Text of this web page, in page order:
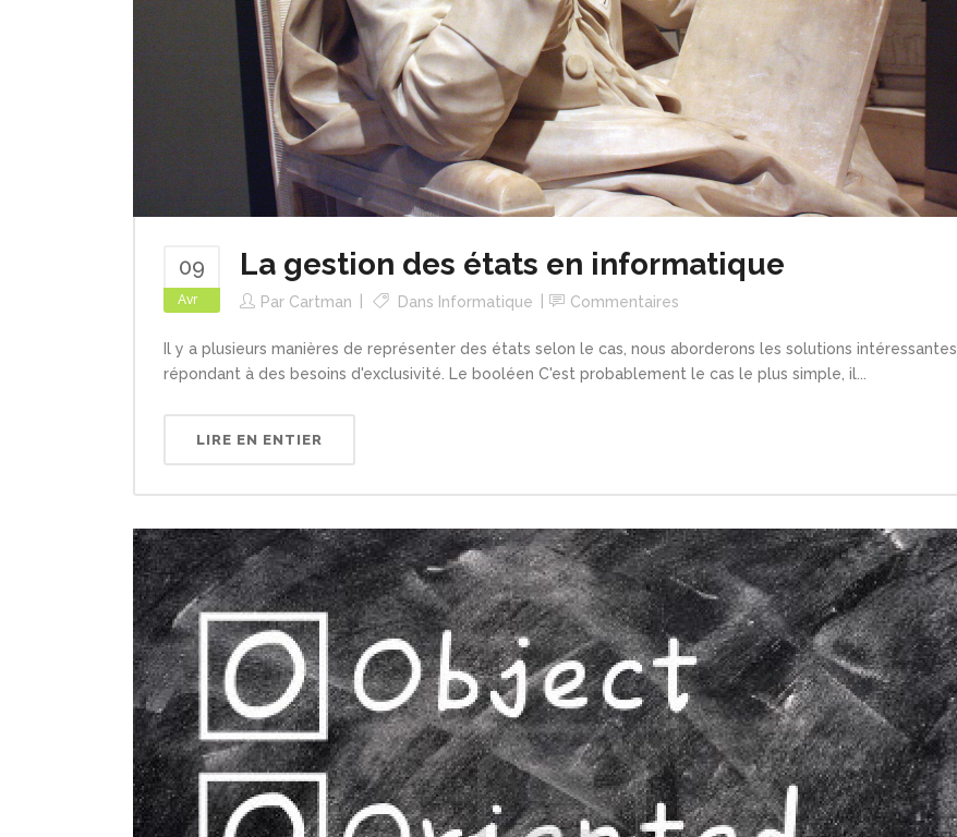
09
Avr
La gestion des états en informatique
Par Cartman Dans Informatique Commentaires
Il y a plusieurs manières de représenter des états selon le cas, nous aborderons les solutions intéressantes
répondant à des besoins d'exclusivité. Le booléen C'est probablement le cas le plus simple, il...
LIRE EN ENTIER